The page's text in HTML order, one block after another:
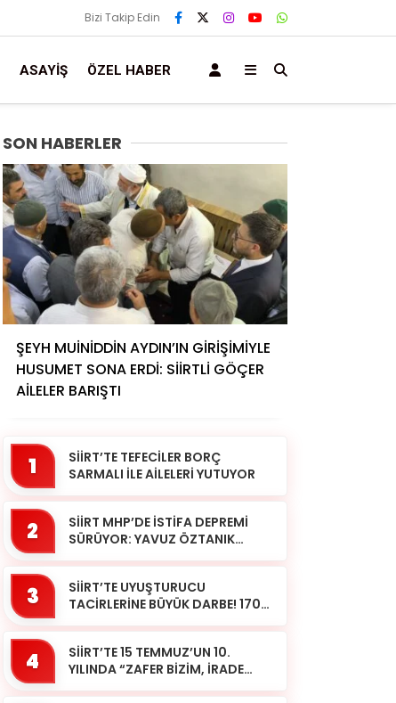
Bizi Takip Edin
ASAYIŞ ÖZEL HABER
SON HABERLER
ŞEYH MUİNİDDİN AYDIN’IN GİRİŞİMİYLE
HUSUMET SONA ERDİ: SİİRTLİ GÖÇER
AİLELER BARIŞTI
1
SİİRT’TE TEFECİLER BORÇ
SARMALI İLE AİLELERİ YUTUYOR
2
SİİRT MHP’DE İSTİFA DEPREMİ
SÜRÜYOR: YAVUZ ÖZTANIK
3
SİİRT’TE UYUŞTURUCU
TACİRLERİNE BÜYÜK DARBE! 170
TUTUKLAND...
4
SİİRT’TE 15 TEMMUZ’UN 10.
YILINDA “ZAFER BİZİM, İRADE